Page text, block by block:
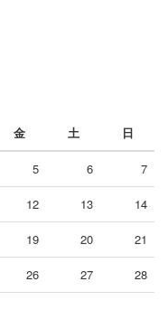
金 土 日
5 6 7
12 13 14
19 20 21
26 27 28